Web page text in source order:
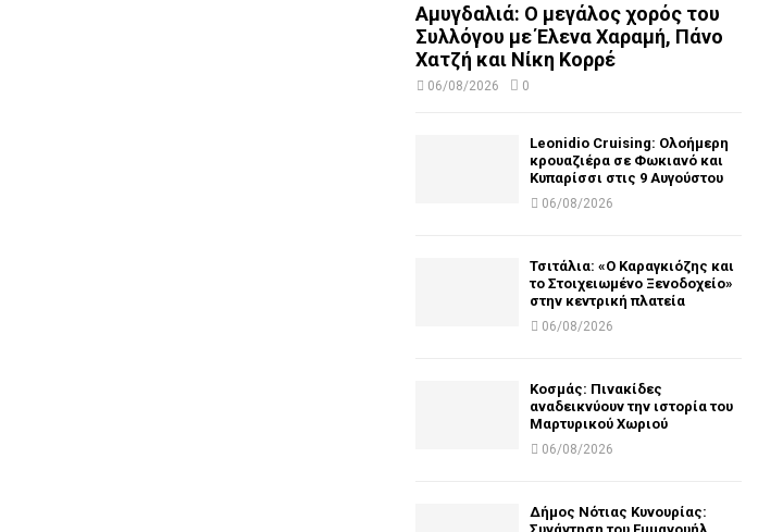
Αμυγδαλιά: Ο μεγάλος χορός του
Συλλόγου με Έλενα Χαραμή, Πάνο
Χατζή και Νίκη Κορρέ
06/08/2026 0
Leonidio Cruising: Ολοήμερη
κρουαζιέρα σε Φωκιανό και
Κυπαρίσσι στις 9 Αυγούστου
06/08/2026
Τσιτάλια: «Ο Καραγκιόζης και
το Στοιχειωμένο Ξενοδοχείο»
στην κεντρική πλατεία
06/08/2026
Κοσμάς: Πινακίδες
αναδεικνύουν την ιστορία του
Μαρτυρικού Χωριού
06/08/2026
Δήμος Νότιας Κυνουρίας: